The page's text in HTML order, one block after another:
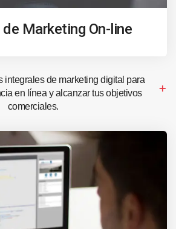
Marketing On-line
integrales de marketing digital para
en línea y alcanzar tus objetivos
comerciales.